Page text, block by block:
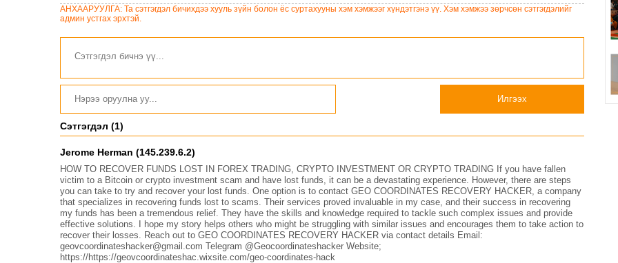
Нью-Мексико мужид 567
сая доллар төлөхөөр
болон халдлага үйлдсэн
чемоданд хийж хаясан
АНХААРУУЛГА: Та сэтгэгдэл бичихдээ хууль зүйн болон ёс суртахууны хэм хэмжээг хүндэтгэнэ үү. Хэм хэмжээ зөрчсөн сэтгэгдэлийг
админ устгах эрхтэй.
Илгээх
Сэтгэгдэл (1)
Jerome Herman (145.239.6.2)
HOW TO RECOVER FUNDS LOST IN FOREX TRADING, CRYPTO INVESTMENT OR CRYPTO TRADING If you have fallen
victim to a Bitcoin or crypto investment scam and have lost funds, it can be a devastating experience. However, there are steps
you can take to try and recover your lost funds. One option is to contact GEO COORDINATES RECOVERY HACKER, a company
that specializes in recovering funds lost to scams. Their services proved invaluable in my case, and their success in recovering
my funds has been a tremendous relief. They have the skills and knowledge required to tackle such complex issues and provide
effective solutions. I hope my story helps others who might be struggling with similar issues and encourages them to take action to
recover their losses. Reach out to GEO COORDINATES RECOVERY HACKER via contact details Email:
geovcoordinateshacker@gmail.com Telegram @Geocoordinateshacker Website;
https://https://geovcoordinateshac.wixsite.com/geo-coordinates-hack